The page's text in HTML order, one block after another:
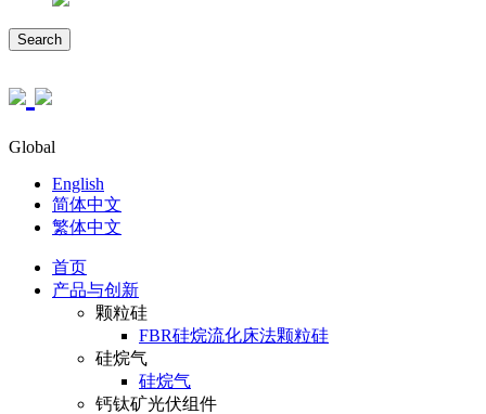
Search
Global
English
简体中文
繁体中文
首页
产品与创新
颗粒硅
FBR硅烷流化床法颗粒硅
硅烷气
硅烷气
钙钛矿光伏组件